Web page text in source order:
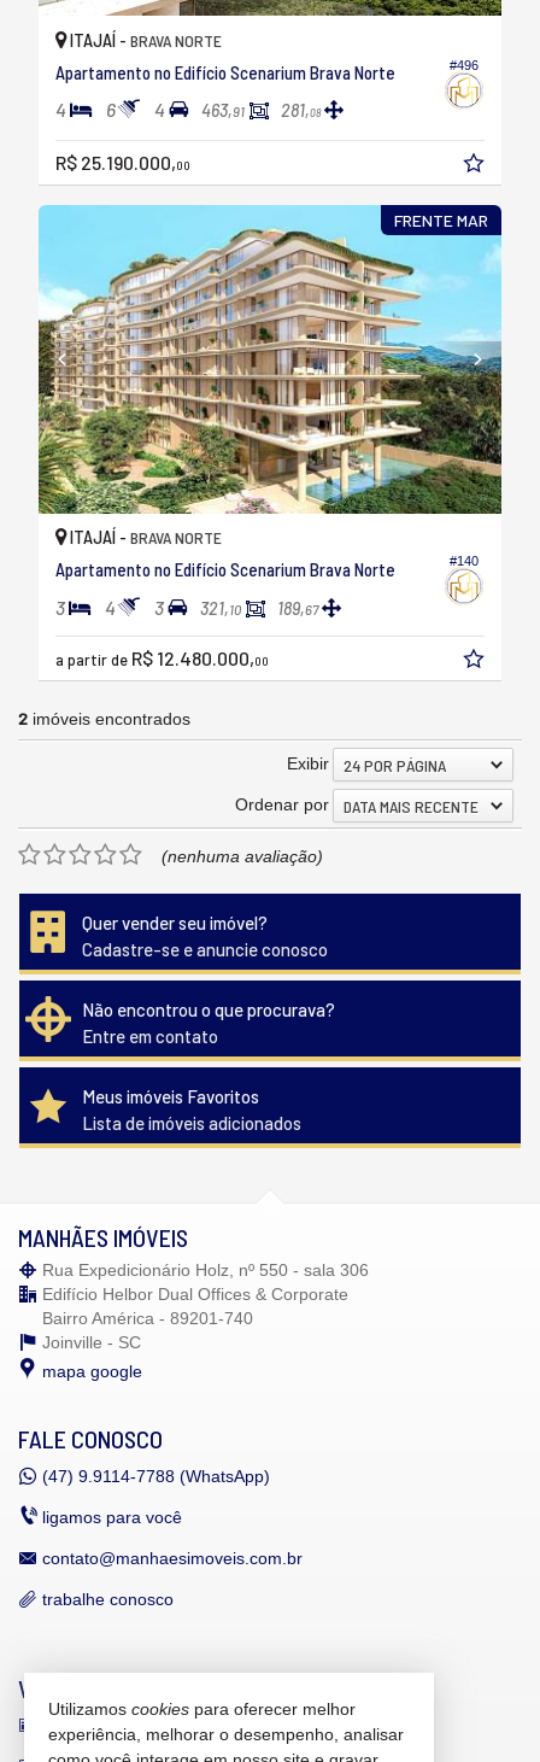
#496
ITAJAÍ - BRAVA NORTE
Apartamento no Edifício Scenarium Brava Norte
4 6 4 463,91 281,08
R$ 25.190.000,00
FRENTE MAR
#140
ITAJAÍ - BRAVA NORTE
Apartamento no Edifício Scenarium Brava Norte
3 4 3 321,10 189,67
a partir de R$ 12.480.000,00
2 imóveis encontrados
Exibir 24 POR PÁGINA
Ordenar por DATA MAIS RECENTE
(nenhuma avaliação)
Quer vender seu imóvel?
Cadastre-se e anuncie conosco
Não encontrou o que procurava?
Entre em contato
Meus imóveis Favoritos
Lista de imóveis adicionados
MANHÃES IMÓVEIS
Rua Expedicionário Holz, nº 550 - sala 306
Edifício Helbor Dual Offices & Corporate
Bairro América - 89201-740
Joinville - SC
mapa google
FALE CONOSCO
(47) 9.9114-7788 (WhatsApp)
ligamos para você
contato@manhaesimoveis.com.br
trabalhe conosco
VEJA MAIS
receba nosso newsletter
Utilizamos cookies para oferecer melhor
experiência, melhorar o desempenho, analisar